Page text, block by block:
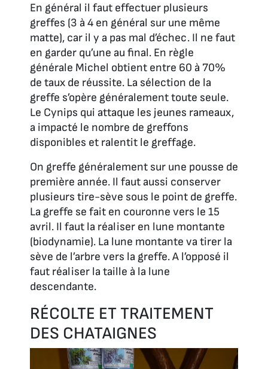
En général il faut effectuer plusieurs
greffes (3 à 4 en général sur une même
matte), car il y a pas mal d’échec. Il ne faut
en garder qu’une au final. En règle
générale Michel obtient entre 60 à 70%
de taux de réussite. La sélection de la
greffe s’opère généralement toute seule.
Le Cynips qui attaque les jeunes rameaux,
a impacté le nombre de greffons
disponibles et ralentit le greffage.
On greffe généralement sur une pousse de
première année. Il faut aussi conserver
plusieurs tire-sève sous le point de greffe.
La greffe se fait en couronne vers le 15
avril. Il faut la réaliser en lune montante
(biodynamie). La lune montante va tirer la
sève de l’arbre vers la greffe. A l’opposé il
faut réaliser la taille à la lune
descendante.
RÉCOLTE ET TRAITEMENT
DES CHATAIGNES